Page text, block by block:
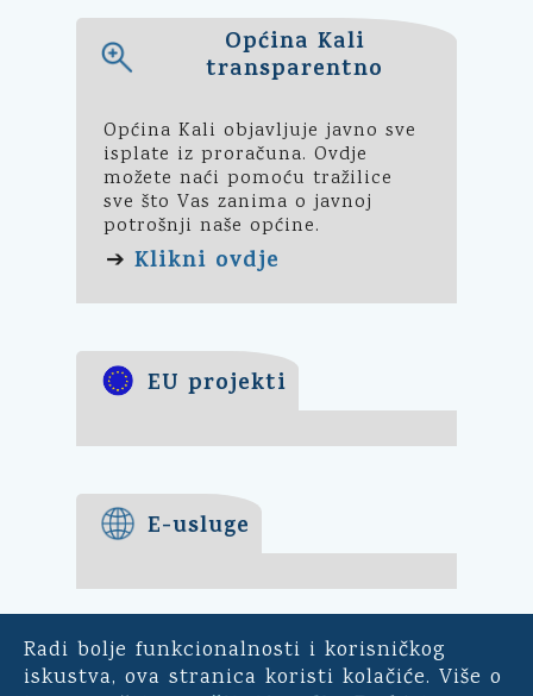
Radi bolje funkcionalnosti i korisničkog
iskustva, ova stranica koristi kolačiće. Više o
Općina Kali
transparentno
Općina Kali objavljuje javno sve
isplate iz proračuna. Ovdje
možete naći pomoću tražilice
sve što Vas zanima o javnoj
potrošnji naše općine.
➔ Klikni ovdje
EU projekti
E-usluge
E-demokracija